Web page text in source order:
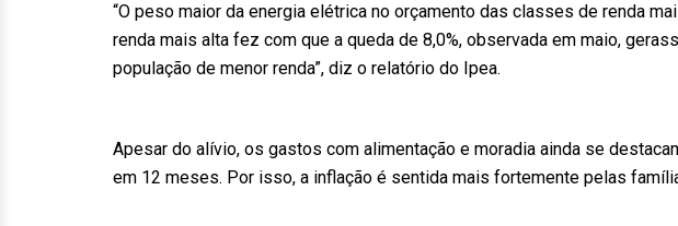
“O peso maior da energia elétrica no orçamento das classes de renda
renda mais alta fez com que a queda de 8,0%, observada em maio,
população de menor renda”, diz o relatório do Ipea.
Apesar do alívio, os gastos com alimentação e moradia ainda se
em 12 meses. Por isso, a inflação é sentida mais fortemente pelas